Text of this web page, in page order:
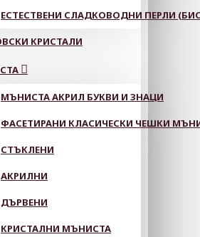
ЕСТЕСТВЕНИ СЛАДКОВОДНИ ПЕРЛИ
КРИСТАЛИ
МЪНИСТА АКРИЛ БУКВИ И ЗНАЦИ
ФАСЕТИРАНИ КЛАСИЧЕСКИ ЧЕШКИ
СТЪКЛЕНИ
АКРИЛНИ
ДЪРВЕНИ
КРИСТАЛНИ МЪНИСТА